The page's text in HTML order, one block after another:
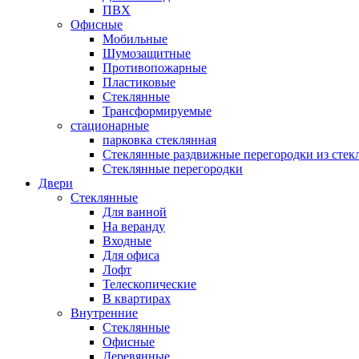
ПВХ
Офисные
Мобильные
Шумозащитные
Противопожарные
Пластиковые
Стеклянные
Трансформируемые
стационарные
парковка стеклянная
Стеклянные раздвижные перегородки из
Стеклянные перегородки
Двери
Стеклянные
Для ванной
На веранду
Входные
Для офиса
Лофт
Телескопические
В квартирах
Внутренние
Стеклянные
Офисные
Деревянные